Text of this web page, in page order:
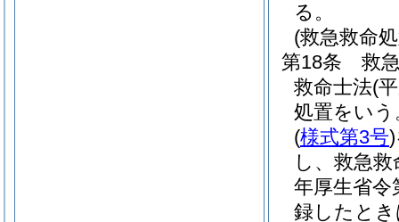
る。
(救急救命
第18条
救
救命士法(
処置をい
(様式第3号)
し、救急
年厚生省令
録したと